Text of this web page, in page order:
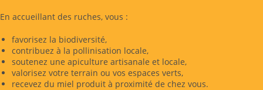
En accueillant des ruches, vous :
favorisez la biodiversité,
contribuez à la pollinisation locale,
soutenez une apiculture artisanale et locale,
valorisez votre terrain ou vos espaces verts,
recevez du miel produit à proximité de chez vous.